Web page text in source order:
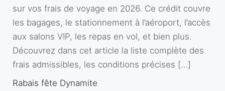
sur vos frais de voyage en 2026. Ce crédit couvre
les bagages, le stationnement à l’aéroport, l’accès
aux salons VIP, les repas en vol, et bien plus.
Découvrez dans cet article la liste complète des
frais admissibles, les conditions précises […]
Rabais fête Dynamite